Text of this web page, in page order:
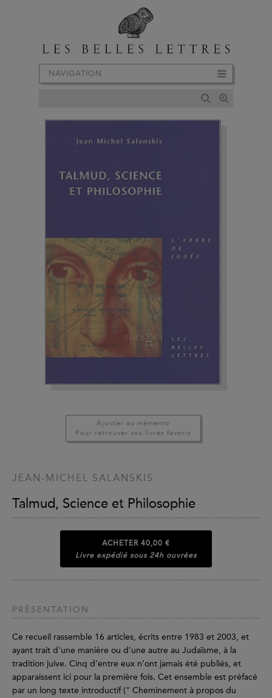
NAVIGATION
Ajouter au mémento
Pour retrouver vos livres favoris
JEAN-MICHEL SALANSKIS
Talmud, Science et Philosophie
ACHETER 40,00 €
Livre expédié sous 24h ouvrées
PRÉSENTATION
Ce recueil rassemble 16 articles, écrits entre 1983 et 2003, et
ayant trait d'une manière ou d’une autre au Judaïsme, à la
tradition juive. Cinq d’entre eux n’ont jamais été publiés, et
apparaissent ici pour la première fois. Cet ensemble est préfacé
par un long texte introductif (" Cheminement à propos du